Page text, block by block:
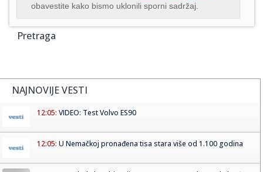
obavestite kako bismo uklonili sporni sadržaj.
Pretraga
NAJNOVIJE VESTI
12:05: VIDEO: Test Volvo ES90
12:05: U Nemačkoj pronađena tisa stara više od 1.100 godina